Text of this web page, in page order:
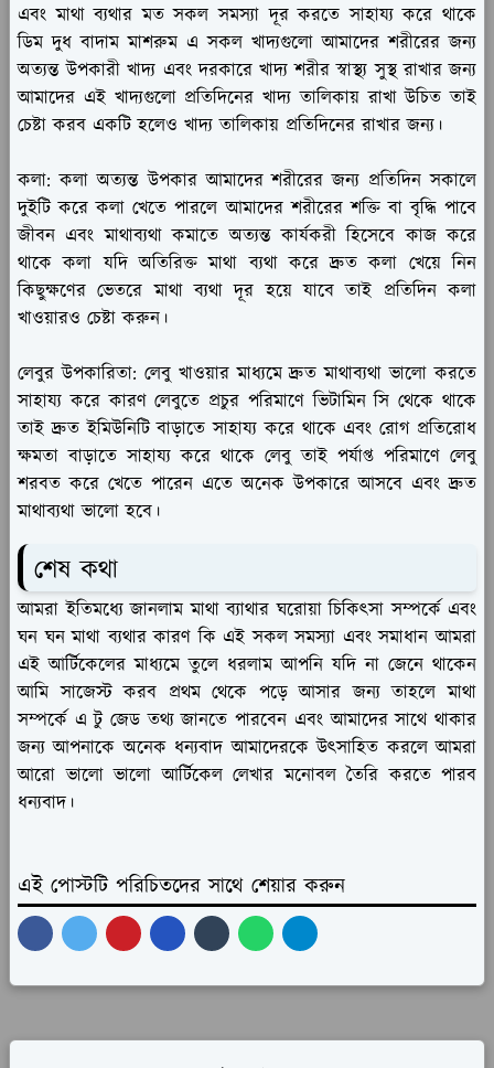
এবং মাথা ব্যথার মত সকল সমস্যা দূর করতে সাহায্য করে থাকে
ডিম দুধ বাদাম মাশরুম এ সকল খাদ্যগুলো আমাদের শরীরের জন্য
অত্যন্ত উপকারী খাদ্য এবং দরকারে খাদ্য শরীর স্বাস্থ্য সুস্থ রাখার জন্য
আমাদের এই খাদ্যগুলো প্রতিদিনের খাদ্য তালিকায় রাখা উচিত তাই
চেষ্টা করব একটি হলেও খাদ্য তালিকায় প্রতিদিনের রাখার জন্য।
কলা: কলা অত্যন্ত উপকার আমাদের শরীরের জন্য প্রতিদিন সকালে
দুইটি করে কলা খেতে পারলে আমাদের শরীরের শক্তি বা বৃদ্ধি পাবে
জীবন এবং মাথাব্যথা কমাতে অত্যন্ত কার্যকরী হিসেবে কাজ করে
থাকে কলা যদি অতিরিক্ত মাথা ব্যথা করে দ্রুত কলা খেয়ে নিন
কিছুক্ষণের ভেতরে মাথা ব্যথা দূর হয়ে যাবে তাই প্রতিদিন কলা
খাওয়ারও চেষ্টা করুন।
লেবুর উপকারিতা: লেবু খাওয়ার মাধ্যমে দ্রুত মাথাব্যথা ভালো করতে
সাহায্য করে কারণ লেবুতে প্রচুর পরিমাণে ভিটামিন সি থেকে থাকে
তাই দ্রুত ইমিউনিটি বাড়াতে সাহায্য করে থাকে এবং রোগ প্রতিরোধ
ক্ষমতা বাড়াতে সাহায্য করে থাকে লেবু তাই পর্যাপ্ত পরিমাণে লেবু
শরবত করে খেতে পারেন এতে অনেক উপকারে আসবে এবং দ্রুত
মাথাব্যথা ভালো হবে।
শেষ কথা
আমরা ইতিমধ্যে জানলাম মাথা ব্যাথার ঘরোয়া চিকিৎসা সম্পর্কে এবং
ঘন ঘন মাথা ব্যথার কারণ কি এই সকল সমস্যা এবং সমাধান আমরা
এই আর্টিকেলের মাধ্যমে তুলে ধরলাম আপনি যদি না জেনে থাকেন
আমি সাজেস্ট করব প্রথম থেকে পড়ে আসার জন্য তাহলে মাথা
সম্পর্কে এ টু জেড তথ্য জানতে পারবেন এবং আমাদের সাথে থাকার
জন্য আপনাকে অনেক ধন্যবাদ আমাদেরকে উৎসাহিত করলে আমরা
আরো ভালো ভালো আর্টিকেল লেখার মনোবল তৈরি করতে পারব
ধন্যবাদ।
এই পোস্টটি পরিচিতদের সাথে শেয়ার করুন